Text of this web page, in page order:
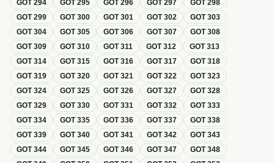
GOT294 GOT295 GOT296 GOT297 GOT298
GOT299 GOT300 GOT301 GOT302 GOT303
GOT304 GOT305 GOT306 GOT307 GOT308
GOT309 GOT310 GOT311 GOT312 GOT313
GOT314 GOT315 GOT316 GOT317 GOT318
GOT319 GOT320 GOT321 GOT322 GOT323
GOT324 GOT325 GOT326 GOT327 GOT328
GOT329 GOT330 GOT331 GOT332 GOT333
GOT334 GOT335 GOT336 GOT337 GOT338
GOT339 GOT340 GOT341 GOT342 GOT343
GOT344 GOT345 GOT346 GOT347 GOT348